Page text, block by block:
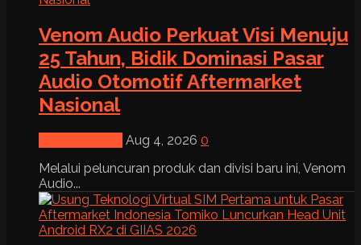
Venom Audio Perkuat Visi Menuju
25 Tahun, Bidik Dominasi Pasar
Audio Otomotif Aftermarket
Nasional
Aug 4, 2026 0
Melalui peluncuran produk dan divisi baru ini, Venom
Audio...